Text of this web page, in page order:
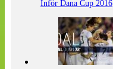
Inför Dana Cup 2016